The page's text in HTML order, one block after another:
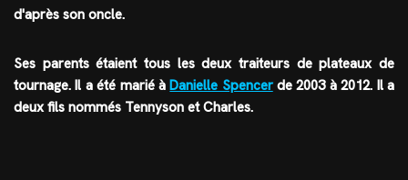
d'après son oncle.
Ses parents étaient tous les deux traiteurs de plateaux de
tournage. Il a été marié àDanielle Spencerde 2003 à 2012. Il a
deux fils nommés Tennyson et Charles.